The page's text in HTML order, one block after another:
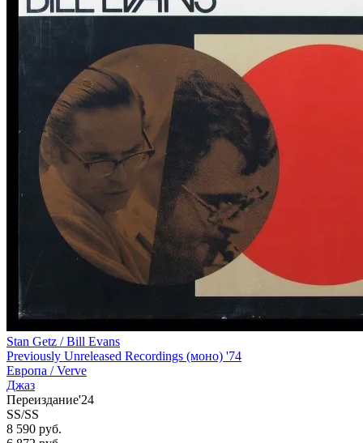
Stan Getz / Bill Evans
Previously Unreleased Recordings (моно) '74
Европа /Verve
Джаз
Переиздание'24
SS/SS
8 590 руб.